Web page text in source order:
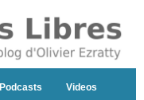
Podcasts Videos